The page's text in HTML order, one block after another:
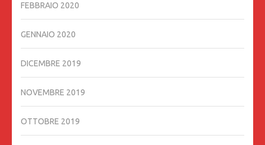
FEBBRAIO 2020
GENNAIO 2020
DICEMBRE 2019
NOVEMBRE 2019
OTTOBRE 2019